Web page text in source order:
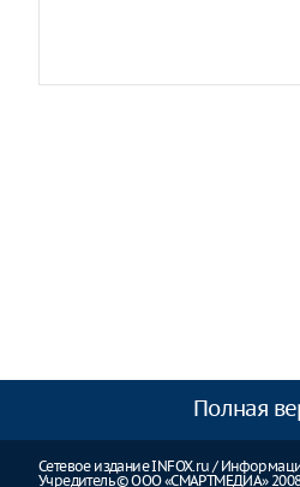
Полная
Сетевое издание INFOX.ru /
Учредитель © ООО «СМАРТМЕДИА»